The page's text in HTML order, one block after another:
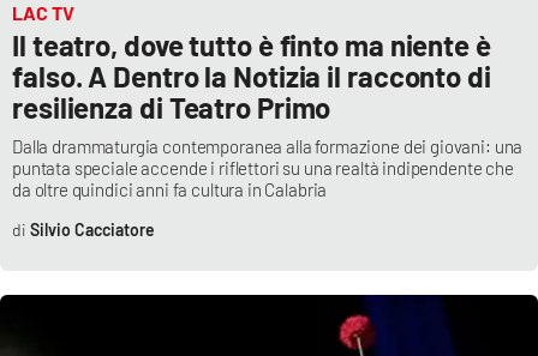
EDIZIONI
LOCALI
Catanzaro
Crotone
LAC TV
Il teatro, dove tutto è finto ma niente è
falso. A Dentro la Notizia il racconto di
resilienza di Teatro Primo
Dalla drammaturgia contemporanea alla formazione dei giovani: una
puntata speciale accende i riflettori su una realtà indipendente che
da oltre quindici anni fa cultura in Calabria
Silvio Cacciatore